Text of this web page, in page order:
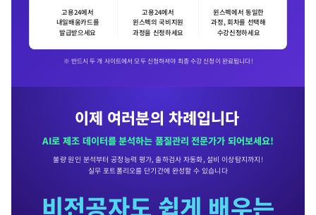
고용24에서
내일배움카드를
발급받으세요
고용24에서
윈스펙의 국비지원
과정을 신청하세요
윈스펙에서 동일한
과정, 회차를 선택해
수강신청하세요
※ 반드시 두 개 사이트에서 모두 신청하셔야 최종 수강 신청이 완료됩니다!
이제 여러분의 차례입니다!
AI로 제조 데이터를 분석하는 품질관리 전문가가 되어보세요!
불량 원인 분석부터 공정능력 평가, 출하검사 자동화, 설비 이상탐지까지!
실무 포트폴리오를 단기간에 완성할 수 있습니다
비전공자도 쉽게 배우는